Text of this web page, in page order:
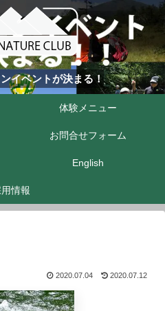
イベントが決まる！
体験メニュー
お問合せフォーム
English
情報
2020.07.04 2020.07.12